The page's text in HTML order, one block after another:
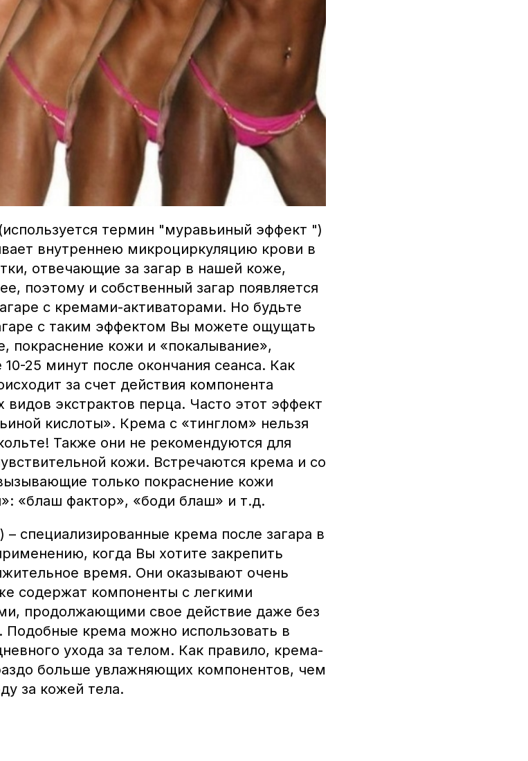
термин "муравьиный эффект ")
внутреннею микроциркуляцию крови в
отвечающие за загар в нашей коже,
поэтому и собственный загар появляется
с кремами-активаторами. Но будьте
с таким эффектом Вы можете ощущать
покраснение кожи и «покалывание»,
25 минут после окончания сеанса. Как
за счет действия компонента
видов экстрактов перца. Часто этот эффект
кислоты». Крема с «тинглом» нельзя
Также они не рекомендуются для
кожи. Встречаются крема и со
только покраснение кожи
«блаш фактор», «боди блаш» и т.д.
специализированные крема после загара в
когда Вы хотите закрепить
время. Они оказывают очень
содержат компоненты с легкими
продолжающими свое действие даже без
Подобные крема можно использовать в
ухода за телом. Как правило, крема-
больше увлажняющих компонентов, чем
за кожей тела.